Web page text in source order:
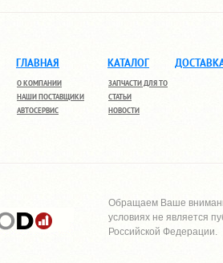
ГЛАВНАЯ
О КОМПАНИИ
НАШИ ПОСТАВЩИКИ
АВТОСЕРВИС
КАТАЛОГ
ЗАПЧАСТИ ДЛЯ ТО
СТАТЬИ
НОВОСТИ
Обращаем Ваше
условиях не является
Российской Федерации.